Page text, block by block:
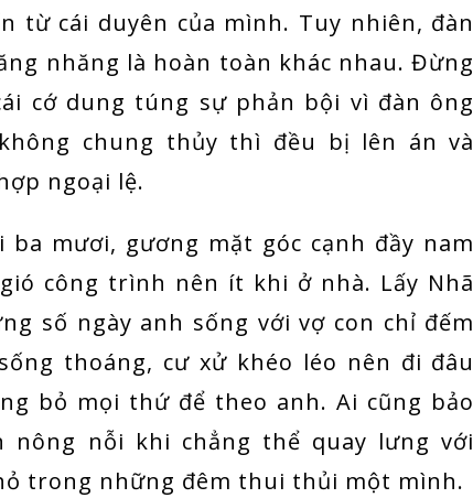
từ cái duyên của mình. Tuy nhiên, đàn
nhăng là hoàn toàn khác nhau. Đừng
cớ dung túng sự phản bội vì đàn ông
chung thủy thì đều bị lên án và
ngoại lệ.
ba mươi, gương mặt góc cạnh đầy nam
công trình nên ít khi ở nhà. Lấy Nhã
số ngày anh sống với vợ con chỉ đếm
thoáng, cư xử khéo léo nên đi đâu
bỏ mọi thứ để theo anh. Ai cũng bảo
nông nỗi khi chẳng thể quay lưng với
trong những đêm thui thủi một mình.